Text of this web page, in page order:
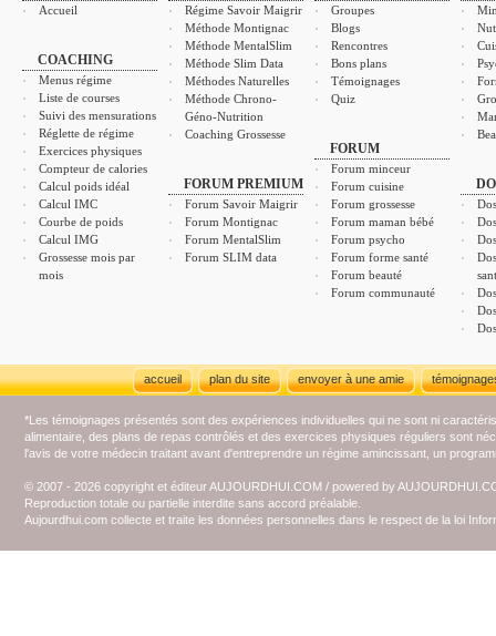
Accueil
COACHING
Menus régime
Liste de courses
Suivi des mensurations
Réglette de régime
Exercices physiques
Compteur de calories
Calcul poids idéal
Calcul IMC
Courbe de poids
Calcul IMG
Grossesse mois par
mois
Régime Savoir Maigrir
Méthode Montignac
Méthode MentalSlim
Méthode Slim Data
Méthodes Naturelles
Méthode Chrono-
Géno-Nutrition
Coaching Grossesse
FORUM PREMIUM
Forum Savoir Maigrir
Forum Montignac
Forum MentalSlim
Forum SLIM data
Groupes
Blogs
Rencontres
Bons plans
Témoignages
Quiz
FORUM
Forum minceur
Forum cuisine
Forum grossesse
Forum maman bébé
Forum psycho
Forum forme santé
Forum beauté
Forum communauté
accueil plan du site envoyer à une amie
*Les témoignages présentés sont des expériences individuelles qui ne sont ni
alimentaire, des plans de repas contrôlés et des exercices physiques réguliers sont
l'avis de votre médecin traitant avant d'entreprendre un régime amincissant, un
© 2007 - 2026 copyright et éditeur AUJOURDHUI.COM / powered by
Reproduction totale ou partielle interdite sans accord préalable.
Aujourdhui.com collecte et traite les données personnelles dans le respect de la loi